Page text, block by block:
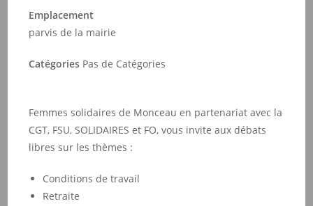
Emplacement
parvis de la mairie
Catégories Pas de Catégories
Femmes solidaires de Monceau en partenariat avec la
CGT, FSU, SOLIDAIRES et FO, vous invite aux débats
libres sur les thèmes :
Conditions de travail
Retraite